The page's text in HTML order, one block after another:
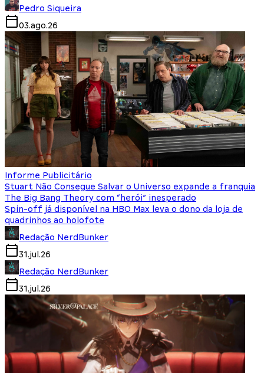
Pedro Siqueira
03.ago.26
Informe Publicitário
Stuart Não Consegue Salvar o Universo expande a franquia
The Big Bang Theory com “herói” inesperado
Spin-off já disponível na HBO Max leva o dono da loja de
quadrinhos ao holofote
Redação NerdBunker
31.jul.26
Redação NerdBunker
31.jul.26